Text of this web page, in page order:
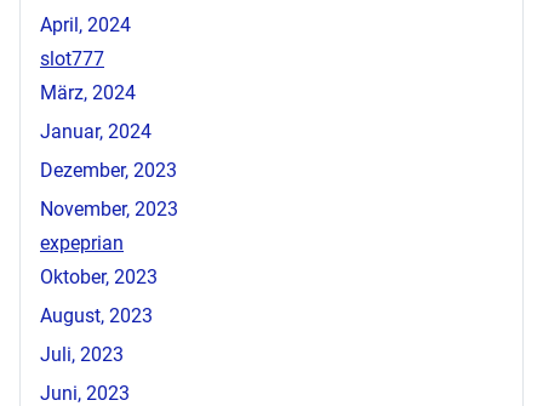
April, 2024
slot777
März, 2024
Januar, 2024
Dezember, 2023
November, 2023
expeprian
Oktober, 2023
August, 2023
Juli, 2023
Juni, 2023